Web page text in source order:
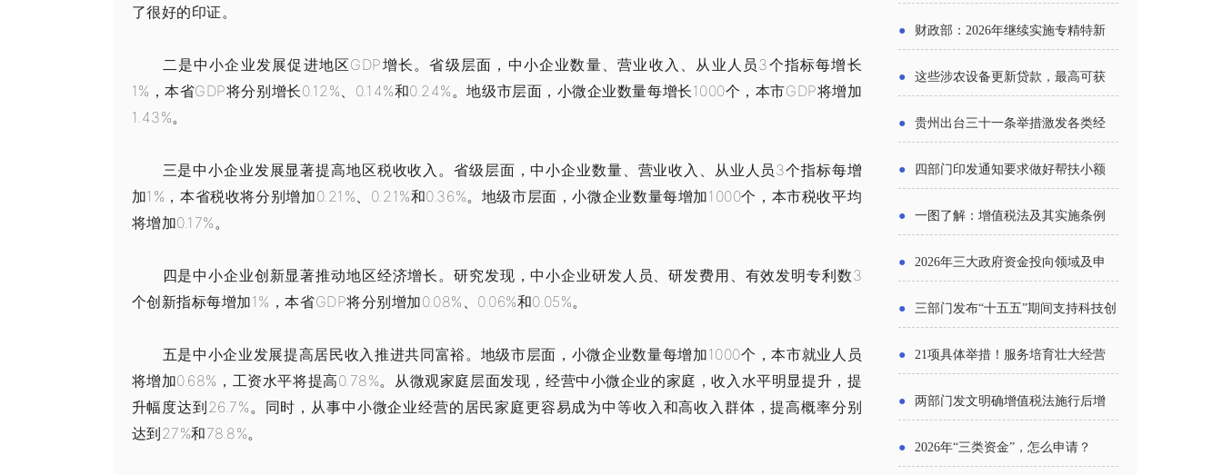
了很好的印证。
二是中小企业发展促进地区GDP增长。省级层面，中小企业数量、营业收入、从业人员3个指标每增长
1%，本省GDP将分别增长0.12%、0.14%和0.24%。地级市层面，小微企业数量每增长1000个，本市GDP将增加
1.43%。
三是中小企业发展显著提高地区税收收入。省级层面，中小企业数量、营业收入、从业人员3个指标每增
加1%，本省税收将分别增加0.21%、0.21%和0.36%。地级市层面，小微企业数量每增加1000个，本市税收平均
将增加0.17%。
四是中小企业创新显著推动地区经济增长。研究发现，中小企业研发人员、研发费用、有效发明专利数3
个创新指标每增加1%，本省GDP将分别增加0.08%、0.06%和0.05%。
五是中小企业发展提高居民收入推进共同富裕。地级市层面，小微企业数量每增加1000个，本市就业人员
将增加0.68%，工资水平将提高0.78%。从微观家庭层面发现，经营中小微企业的家庭，收入水平明显提升，提
升幅度达到26.7%。同时，从事中小微企业经营的居民家庭更容易成为中等收入和高收入群体，提高概率分别
达到27%和78.8%。
● 财政部：2026年继续实施专精特新
● 这些涉农设备更新贷款，最高可获
● 贵州出台三十一条举措激发各类经
● 四部门印发通知要求做好帮扶小额
● 一图了解：增值税法及其实施条例
● 2026年三大政府资金投向领域及申
● 三部门发布“十五五”期间支持科技创
● 21项具体举措！服务培育壮大经营
● 两部门发文明确增值税法施行后增
● 2026年“三类资金”，怎么申请？